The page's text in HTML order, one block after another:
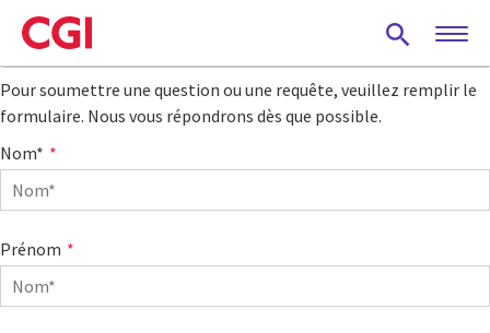
Skip
to
main
content
Pour soumettre une question ou une requête, veuillez remplir le
formulaire. Nous vous répondrons dès que possible.
Nom*
Prénom